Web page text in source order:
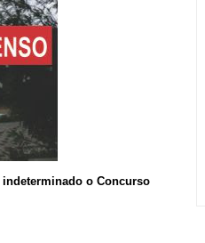
o Concurso